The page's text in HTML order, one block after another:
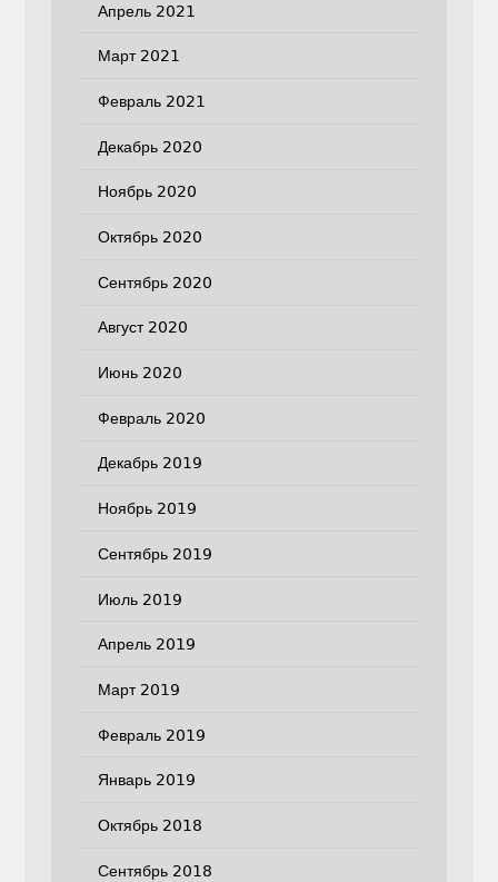
Апрель 2021
Март 2021
Февраль 2021
Декабрь 2020
Ноябрь 2020
Октябрь 2020
Сентябрь 2020
Август 2020
Июнь 2020
Февраль 2020
Декабрь 2019
Ноябрь 2019
Сентябрь 2019
Июль 2019
Апрель 2019
Март 2019
Февраль 2019
Январь 2019
Октябрь 2018
Сентябрь 2018